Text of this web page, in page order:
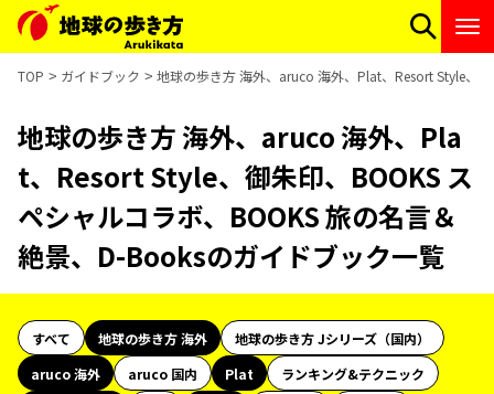
TOP ガイドブック 地球の歩き方 海外、aruco 海外、Plat、Resort Style、
地球の歩き方 海外、aruco 海外、Pla
t、Resort Style、御朱印、BOOKS ス
ペシャルコラボ、BOOKS 旅の名言＆
絶景、D-Booksのガイドブック一覧
すべて 地球の歩き方 海外
地球の歩き方 Jシリーズ（国内）
aruco 海外
aruco 国内 Plat
ランキング&テクニック